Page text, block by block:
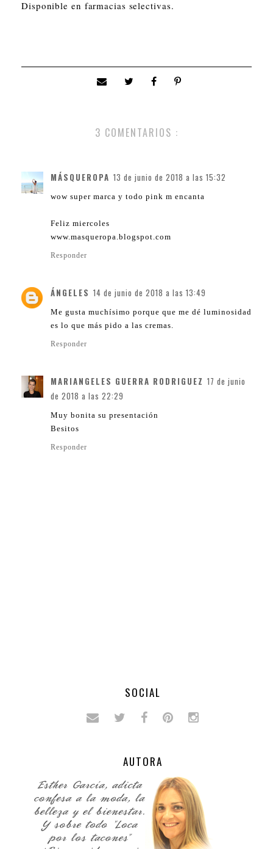
Disponible en farmacias selectivas.
3 COMENTARIOS :
MÁSQUEROPA 13 de junio de 2018 a las 15:32
wow super marca y todo pink m encanta
Feliz miercoles
www.masqueropa.blogspot.com
Responder
ÁNGELES 14 de junio de 2018 a las 13:49
Me gusta muchísimo porque que me dé luminosidad
es lo que más pido a las cremas.
Responder
MARIANGELES GUERRA RODRIGUEZ 17 de junio
de 2018 a las 22:29
Muy bonita su presentación
Besitos
Responder
SOCIAL
AUTORA